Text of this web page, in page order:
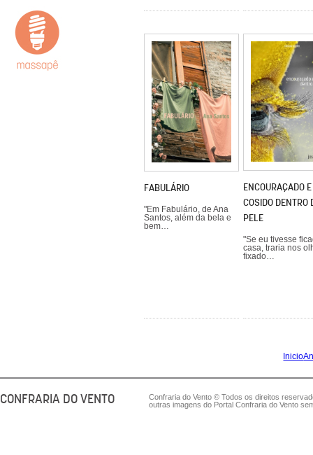
FABULÁRIO
"Em Fabulário, de Ana
Santos, além da bela e
bem…
ENCOURAÇADO E
COSIDO DENTRO
PELE
"Se eu tivesse
casa, traria nos
fixado…
Inicio
CONFRARIA DO VENTO
Confraria do Vento © Todos os direitos
outras imagens do Portal Confraria do Vento